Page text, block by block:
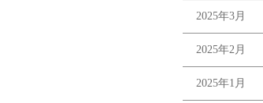
2025年3月
2025年2月
2025年1月